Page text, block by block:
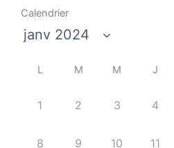
Calendrier
L M M J
1 2 3 4
8 9 10 11